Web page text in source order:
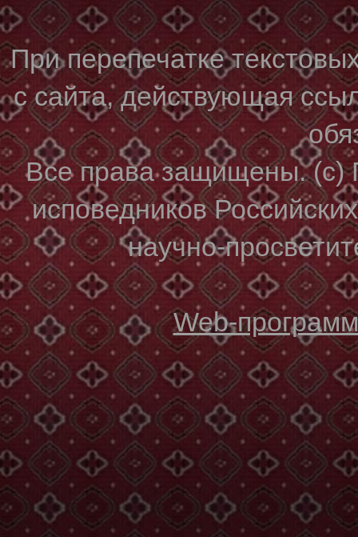
При перепечатке
с сайта, действующая
Все права защищены. (с)
исповедников
научно-
Web-